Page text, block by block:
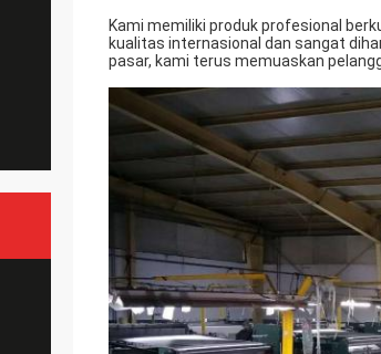
Kami memiliki produk profesional
kualitas internasional dan sangat
pasar, kami terus memuaskan